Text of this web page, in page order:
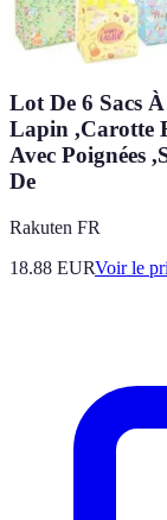
Lot De 6 Sacs
Lapin ,Carotte
Avec Poignées
De
Rakuten FR
18.88 EURVoir le